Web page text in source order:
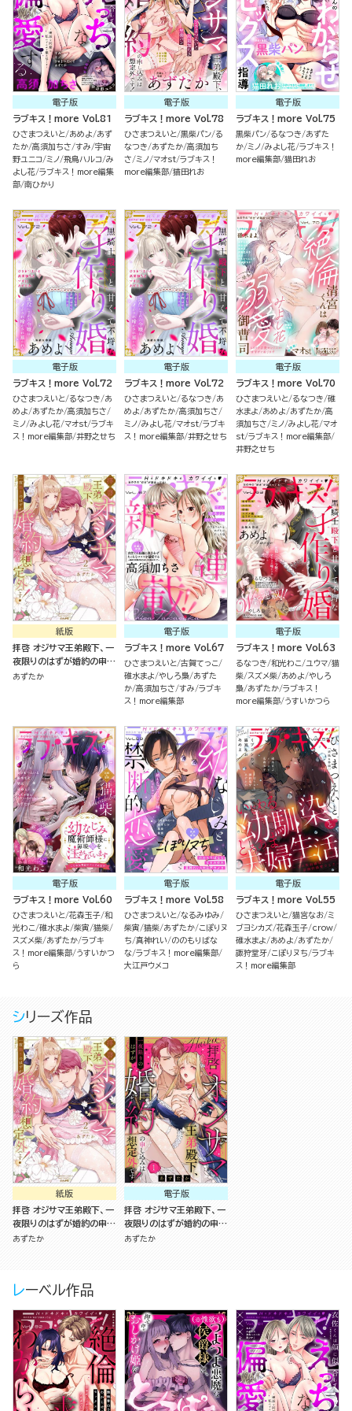
電子版
ラブキス！more Vol.81
ひさまつえいと あめよ
あず
たか 高須加ちさ すみ 宇宙
野ユニコ
ミノ 飛鳥ハルコ み
よし花 ラブキス！more編集
部 南ひかり
電子版
ラブキス！more Vol.78
ひさまつえいと 黒柴パン る
なつき
あずたか 高須加ち
さ
ミノ マオst ラブキス！
more編集部 猫田れお
電子版
ラブキス！more Vol.75
黒柴パン るなつき
あずた
か ミノ みよし花 ラブキス！
more編集部 猫田れお
電子版
ラブキス！more Vol.72
ひさまつえいと るなつき
あ
めよ
あずたか 高須加ちさ
ミノ みよし花 マオst ラブキ
ス！more編集部 井野之せち
電子版
ラブキス！more Vol.72
ひさまつえいと るなつき
あ
めよ
あずたか 高須加ちさ
ミノ みよし花 マオst ラブキ
ス！more編集部 井野之せち
電子版
ラブキス！more Vol.70
ひさまつえいと るなつき 碓
水まよ
あめよ あずたか 高
須加ちさ
ミノ みよし花 マオ
st ラブキス！more編集部
井野之せち
紙版
拝啓 オジサマ王弟殿下、一
夜限りのはずが婚約の申し
込みは想定外です！ （2）
あずたか
電子版
ラブキス！more Vol.67
ひさまつえいと 古賀てっこ
碓水まよ やしろ梟 あずた
か 高須加ちさ すみ ラブキ
ス！more編集部
電子版
ラブキス！more Vol.63
るなつき 和光わこ ユウマ 猫
柴 スズメ柴 あめよ やしろ
梟 あずたか ラブキス！
more編集部 うすいかつら
電子版
ラブキス！more Vol.60
ひさまつえいと 花森玉子 和
光わこ 碓水まよ 柴寅 猫柴
スズメ柴 あずたか ラブキ
ス！more編集部 うすいかつ
ら
電子版
ラブキス！more Vol.58
ひさまつえいと なるみゆみ
柴寅 猫柴 あずたか こぽりヌ
ち 真神れい
ののもりばな
な ラブキス！more編集部
大江戸ウメコ
電子版
ラブキス！more Vol.55
ひさまつえいと 猫宮なお ミ
ブヨシカズ 花森玉子 crow
碓水まよ
あめよ
あずたか
諏狩堂牙 こぽりヌち ラブキ
ス！more編集部
シリーズ作品
紙版
拝啓 オジサマ王弟殿下、一
夜限りのはずが婚約の申し
込みは想定外です！ （2）
あずたか
電子版
拝啓 オジサマ王弟殿下、一
夜限りのはずが婚約の申し
込みは想定外です！（分冊
あずたか
レーベル作品